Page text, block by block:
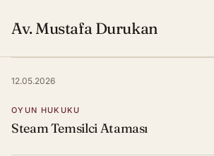
Av. Mustafa Durukan
12.05.2026
OYUN HUKUKU
Steam Temsilci Ataması